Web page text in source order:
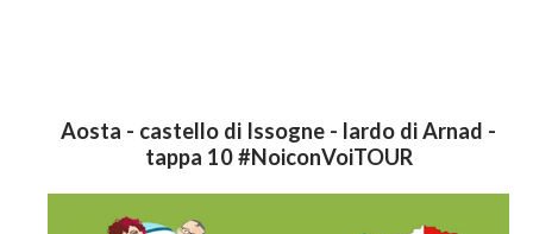
Aosta - castello di Issogne - lardo di Arnad -
tappa 10 #NoiconVoiTOUR